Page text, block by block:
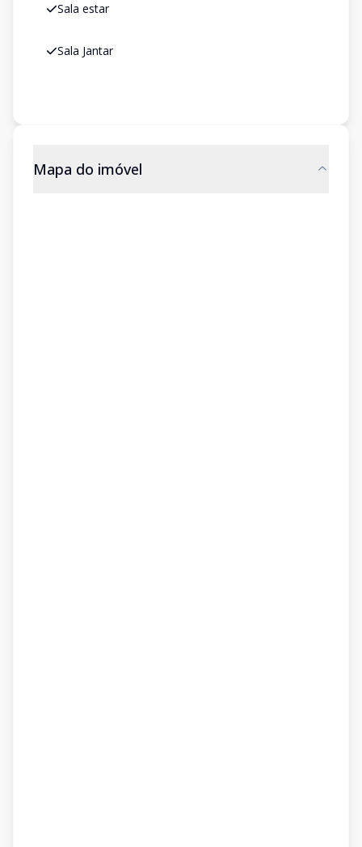
Sala estar
Sala Jantar
Mapa do imóvel